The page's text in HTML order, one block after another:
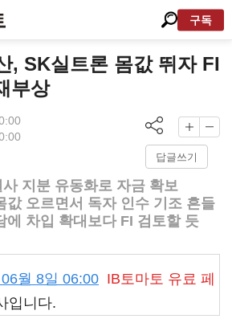
구독
, SK실트론 몸값 뛰자 FI
부상
답글쓰기
지분 유동화로 자금 확보
값 오르면서 독자 인수 기조 흔들
에 차입 확대보다 FI 검토할 듯
월 8일 06:00 IB토마토 유료 페
입니다.